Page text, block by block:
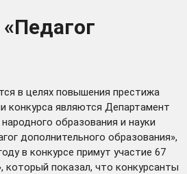
в целях повышения престижа
конкурса являются Департамент
образования и науки
дополнительного образования»,
в конкурсе примут участие 67
который показал, что конкурсанты